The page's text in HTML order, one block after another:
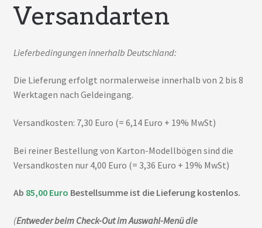
Versandarten
Lieferbedingungen innerhalb Deutschland:
Die Lieferung erfolgt normalerweise innerhalb von 2 bis 8
Werktagen nach Geldeingang.
Versandkosten: 7,30 Euro (= 6,14 Euro + 19% MwSt)
Bei reiner Bestellung von Karton-Modellbögen sind die
Versandkosten nur 4,00 Euro (= 3,36 Euro + 19% MwSt)
Ab 85,00 Euro Bestellsumme ist die Lieferung kostenlos.
(Entweder beim Check-Out im Auswahl-Menü die